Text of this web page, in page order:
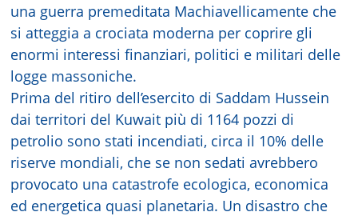
una guerra premeditata Machiavellicamente che
si atteggia a crociata moderna per coprire gli
enormi interessi finanziari, politici e militari delle
logge massoniche.
Prima del ritiro dell’esercito di Saddam Hussein
dai territori del Kuwait più di 1164 pozzi di
petrolio sono stati incendiati, circa il 10% delle
riserve mondiali, che se non sedati avrebbero
provocato una catastrofe ecologica, economica
ed energetica quasi planetaria. Un disastro che